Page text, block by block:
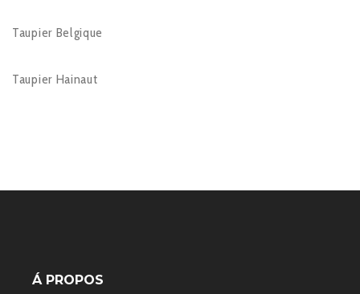
Taupier Belgique
Taupier Hainaut
Á PROPOS